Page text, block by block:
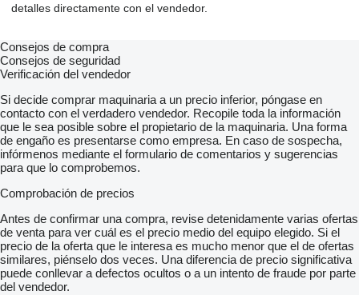
detalles directamente con el vendedor.
Consejos de compra
Consejos de seguridad
Verificación del vendedor
Si decide comprar maquinaria a un precio inferior, póngase en
contacto con el verdadero vendedor. Recopile toda la información
que le sea posible sobre el propietario de la maquinaria. Una forma
de engaño es presentarse como empresa. En caso de sospecha,
infórmenos mediante el formulario de comentarios y sugerencias
para que lo comprobemos.
Comprobación de precios
Antes de confirmar una compra, revise detenidamente varias ofertas
de venta para ver cuál es el precio medio del equipo elegido. Si el
precio de la oferta que le interesa es mucho menor que el de ofertas
similares, piénselo dos veces. Una diferencia de precio significativa
puede conllevar a defectos ocultos o a un intento de fraude por parte
del vendedor.